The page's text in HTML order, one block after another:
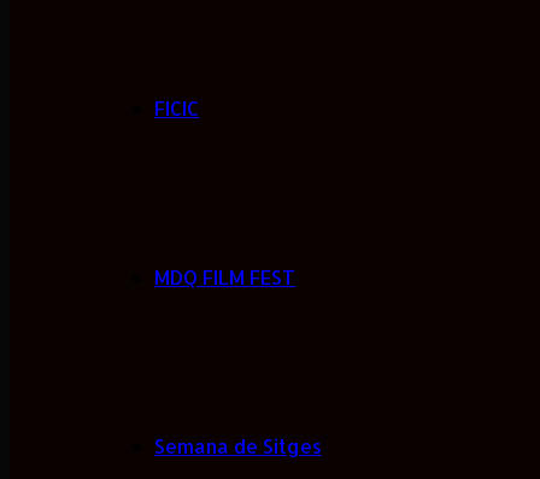
FICIC
MDQ FILM FEST
Semana de Sitges